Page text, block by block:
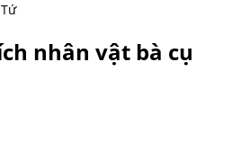
nhân vật bà cụ